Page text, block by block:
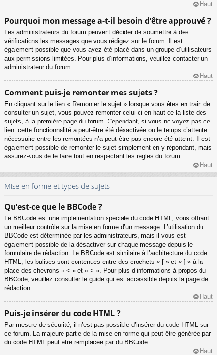
Haut
Pourquoi mon message a-t-il besoin d’être approuvé ?
Les administrateurs du forum peuvent décider de soumettre à des
vérifications les messages que vous rédigez sur le forum. Il est
également possible que vous ayez été placé dans un groupe d’utilisateurs
aux permissions limitées. Pour plus d’informations, veuillez contacter un
administrateur du forum.
Haut
Comment puis-je remonter mes sujets ?
En cliquant sur le lien « Remonter le sujet » lorsque vous êtes en train de
consulter un sujet, vous pouvez remonter celui-ci en haut de la liste des
sujets, à la première page du forum. Cependant, si vous ne voyez pas ce
lien, cette fonctionnalité a peut-être été désactivée ou le temps d’attente
nécessaire entre les remontées n’a peut-être pas encore été atteint. Il est
également possible de remonter le sujet simplement en y répondant, mais
assurez-vous de le faire tout en respectant les règles du forum.
Haut
Mise en forme et types de sujets
Qu’est-ce que le BBCode ?
Le BBCode est une implémentation spéciale du code HTML, vous offrant
un meilleur contrôle sur la mise en forme d’un message. L’utilisation du
BBCode est déterminée par les administrateurs, mais il vous est
également possible de la désactiver sur chaque message depuis le
formulaire de rédaction. Le BBCode est similaire à l’architecture du code
HTML, les balises sont contenues entre des crochets « [ » et « ] » à la
place des chevrons « < » et « > ». Pour plus d’informations à propos du
BBCode, veuillez consulter le guide qui est accessible depuis la page de
rédaction.
Haut
Puis-je insérer du code HTML ?
Par mesure de sécurité, il n’est pas possible d’insérer du code HTML sur
ce forum. La majeure partie de la mise en forme qui peut être générée par
du code HTML peut être remplacée par du BBCode.
Haut